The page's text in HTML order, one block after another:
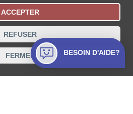
La Commande
offices de Suisse
Mentions légales
Contact
ACCEPTER
REFUSER
FERMER BESOIN D'AIDE?